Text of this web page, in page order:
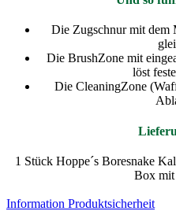
Die Zugschnur mit dem
Die BrushZone mit
löst
Die CleaningZone
1 Stück Hoppe´s Boresnake
Box
Information Produktsicherheit